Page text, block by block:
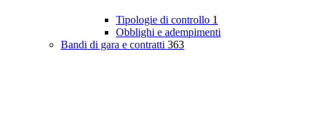
Tipologie di controllo 1
Obblighi e adempimenti
Bandi di gara e contratti 363